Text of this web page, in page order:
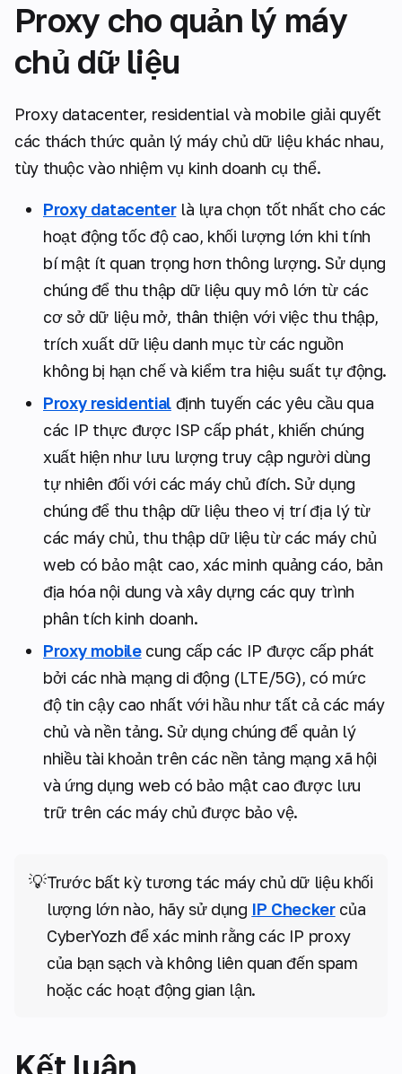
Proxy cho quản lý máy
chủ dữ liệu
Proxy datacenter, residential và mobile giải quyết
các thách thức quản lý máy chủ dữ liệu khác nhau,
tùy thuộc vào nhiệm vụ kinh doanh cụ thể.
Proxy datacenterlà lựa chọn tốt nhất cho các
hoạt động tốc độ cao, khối lượng lớn khi tính
bí mật ít quan trọng hơn thông lượng. Sử dụng
chúng để thu thập dữ liệu quy mô lớn từ các
cơ sở dữ liệu mở, thân thiện với việc thu thập,
trích xuất dữ liệu danh mục từ các nguồn
không bị hạn chế và kiểm tra hiệu suất tự động.
Proxy residentialđịnh tuyến các yêu cầu qua
các IP thực được ISP cấp phát, khiến chúng
xuất hiện như lưu lượng truy cập người dùng
tự nhiên đối với các máy chủ đích. Sử dụng
chúng để thu thập dữ liệu theo vị trí địa lý từ
các máy chủ, thu thập dữ liệu từ các máy chủ
web có bảo mật cao, xác minh quảng cáo, bản
địa hóa nội dung và xây dựng các quy trình
phân tích kinh doanh.
Proxy mobile cung cấp các IP được cấp phát
bởi các nhà mạng di động (LTE/5G), có mức
độ tin cậy cao nhất với hầu như tất cả các máy
chủ và nền tảng. Sử dụng chúng để quản lý
nhiều tài khoản trên các nền tảng mạng xã hội
và ứng dụng web có bảo mật cao được lưu
trữ trên các máy chủ được bảo vệ.
💡Trước bất kỳ tương tác máy chủ dữ liệu khối
lượng lớn nào, hãy sử dụng IP Checker của
CyberYozh để xác minh rằng các IP proxy
của bạn sạch và không liên quan đến spam
hoặc các hoạt động gian lận.